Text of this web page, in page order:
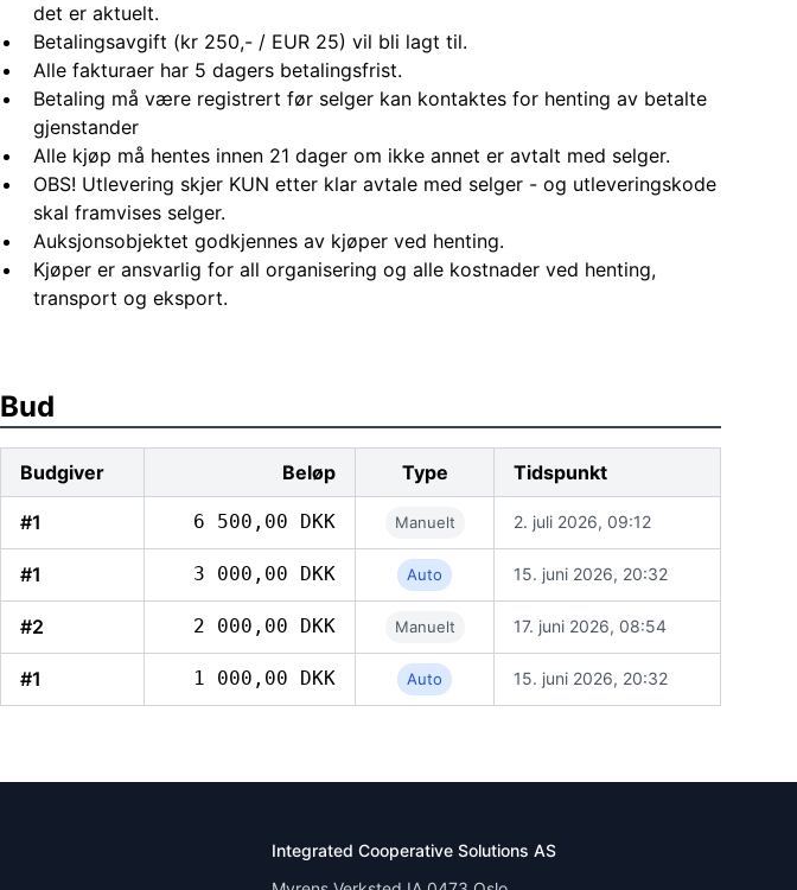
det er aktuelt.
Betalingsavgift (kr 250,- / EUR 25) vil bli lagt til.
Alle fakturaer har 5 dagers betalingsfrist.
Betaling må være registrert før selger kan kontaktes for henting av betalte
gjenstander
Alle kjøp må hentes innen 21 dager om ikke annet er avtalt med selger.
OBS! Utlevering skjer KUN etter klar avtale med selger - og utleveringskode
skal framvises selger.
Auksjonsobjektet godkjennes av kjøper ved henting.
Kjøper er ansvarlig for all organisering og alle kostnader ved henting,
transport og eksport.
Bud
Budgiver Beløp Type Tidspunkt
#1 6 500,00 DKK Manuelt 2. juli 2026, 09:12
#1 3 000,00 DKK Auto 15. juni 2026, 20:32
#2 2 000,00 DKK Manuelt 17. juni 2026, 08:54
#1 1 000,00 DKK Auto 15. juni 2026, 20:32
Integrated Cooperative Solutions AS